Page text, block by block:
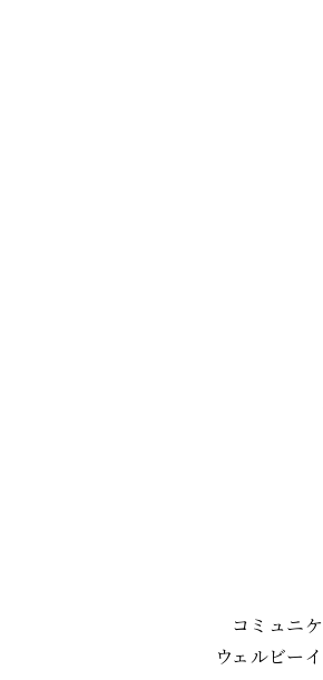
コミュニ
ウェルビー